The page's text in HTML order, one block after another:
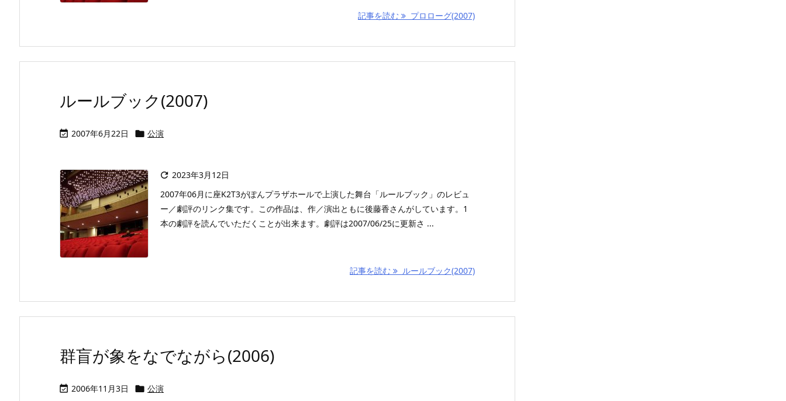
記事を読む プロローグ(2007)
ルールブック(2007)
 2007年6月22日  公演
 2023年3月12日
2007年06月に座K2T3がぽんプラザホールで上演した舞台「ルールブック」のレビュ
ー／劇評のリンク集です。この作品は、作／演出ともに後藤香さんがしています。1
本の劇評を読んでいただくことが出来ます。劇評は2007/06/25に更新さ ...
記事を読む ルールブック(2007)
群盲が象をなでながら(2006)
 2006年11月3日  公演